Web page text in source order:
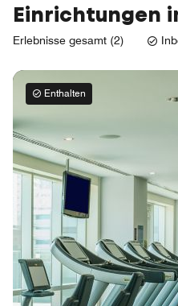
Einrichtungen
Erlebnisse gesamt (2)
Enthalten